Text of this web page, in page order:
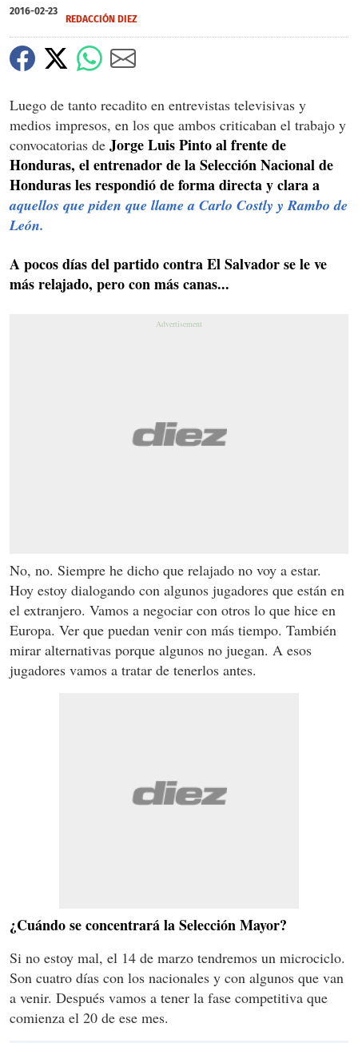
2016-02-23
REDACCIÓN DIEZ
Luego de tanto recadito en entrevistas televisivas y
medios impresos, en los que ambos criticaban el trabajo y
convocatorias de Jorge Luis Pinto al frente de
Honduras, el entrenador de la Selección Nacional de
Honduras les respondió de forma directa y clara a
aquellos que piden que llame a Carlo Costly y Rambo de
León.
A pocos días del partido contra El Salvador se le ve
más relajado, pero con más canas...
No, no. Siempre he dicho que relajado no voy a estar.
Hoy estoy dialogando con algunos jugadores que están en
el extranjero. Vamos a negociar con otros lo que hice en
Europa. Ver que puedan venir con más tiempo. También
mirar alternativas porque algunos no juegan. A esos
jugadores vamos a tratar de tenerlos antes.
¿Cuándo se concentrará la Selección Mayor?
Si no estoy mal, el 14 de marzo tendremos un microciclo.
Son cuatro días con los nacionales y con algunos que van
a venir. Después vamos a tener la fase competitiva que
comienza el 20 de ese mes.